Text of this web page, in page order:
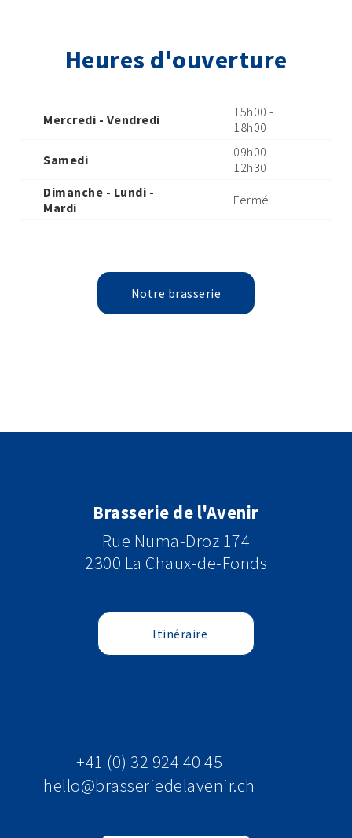
Heures d'ouverture
Mercredi - Vendredi
15h00 -
18h00
Samedi
09h00 -
12h30
Dimanche - Lundi -
Mardi
Fermé
Notre brasserie
Brasserie de l'Avenir
Rue Numa-Droz 174
2300 La Chaux-de-Fonds
Itinéraire
+41 (0) 32 924 40 45
hello@brasseriedelavenir.ch